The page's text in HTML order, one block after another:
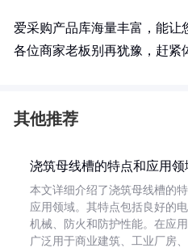
爱采购产品库海量丰富，能让
各位商家老板别再犹豫，赶紧
其他推荐
浇筑母线槽的特点和应用领
本文详细介绍了浇筑母线槽的
应用领域。其特点包括良好的电
机械、防火和防护性能。在应用
广泛用于商业建筑、工业厂房